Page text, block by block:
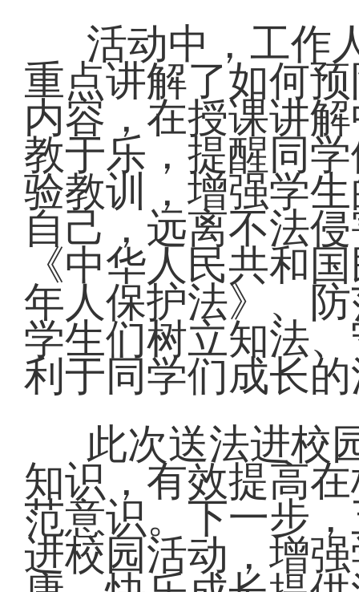
活动中，工作
重点讲解了如何
内容，在授课讲
教于乐，提醒同
验教训，增强学
自己，远离不法
《中华人民共和
年人保护法》、
学生们树立知法
利于同学们成长
此次送法进校
知识，有效提高
范意识。下一步
进校园活动，增